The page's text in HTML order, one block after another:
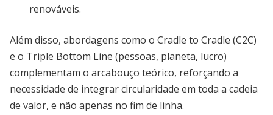
renováveis.
Além disso, abordagens como o Cradle to Cradle (C2C)
e o Triple Bottom Line (pessoas, planeta, lucro)
complementam o arcabouço teórico, reforçando a
necessidade de integrar circularidade em toda a cadeia
de valor, e não apenas no fim de linha.